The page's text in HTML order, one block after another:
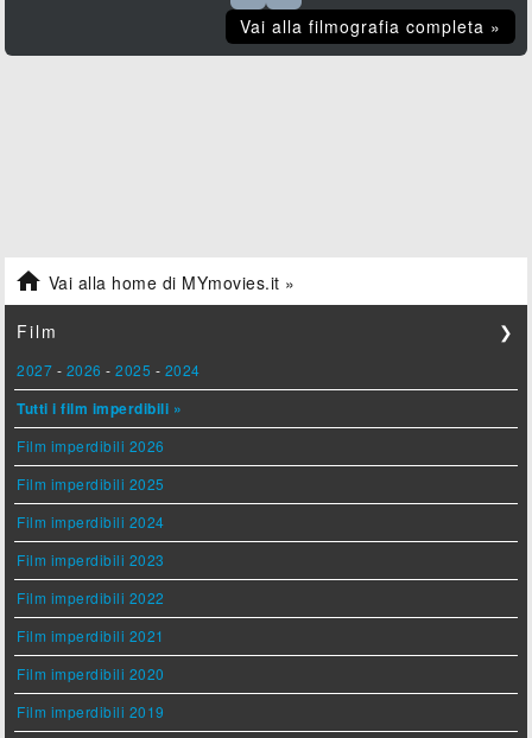
Vai alla filmografia completa »
 Vai alla home di MYmovies.it »
Film ❯
2027 - 2026 -2025 - 2024
Tutti i film imperdibili »
Film imperdibili 2026
Film imperdibili 2025
Film imperdibili 2024
Film imperdibili 2023
Film imperdibili 2022
Film imperdibili 2021
Film imperdibili 2020
Film imperdibili 2019